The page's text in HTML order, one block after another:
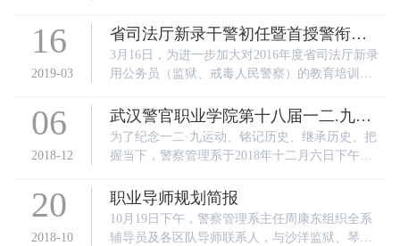
国主义精神，按照院团委要求，警察管理系团总
支开展以“中国梦·青年责”为主题的征文活动。自4
月25日活动启动以来，系部广泛宣传动员，积极
16
2019-03
省司法厅新录干警初任暨首授警衔培
训班开展
3月16日，为进一步加大对2016年度省司法厅新录
用公务员（监狱、戒毒人民警察）的教育培训力
不断提高警察队伍的综合素质。省司法警官训练
总队特邀省戒毒管理局调遣支队一级警长何昌利
同志作题为《突发事件应急处置》的专题讲座。
06
2018-12
武汉警官职业学院第十八届一二.九诗
歌朗诵大赛
为了纪念一二·九运动、铭记历史、继承历史、把
握当下，警察管理系于2018年十二月六日下午两
歌朗诵大赛。本次活动主题为“改革正当时、同抒
爱国志”。出席这次活动由我校团委举办，参与这
次活动领导有学生工作处陈冬主任，院团委书记
20
2018-10
职业导师规划简报
10月19日下午，警察管理系主任周康东组织全系
辅导员及各区队导师联系人，与沙洋监狱、琴断